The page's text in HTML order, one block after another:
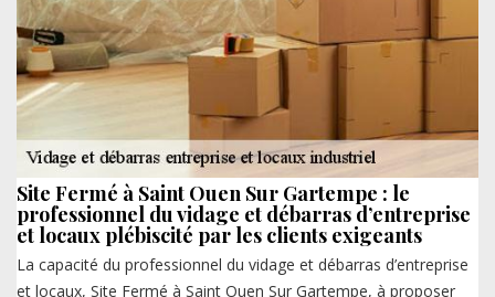
Site Fermé à Saint Ouen Sur Gartempe : le
professionnel du vidage et débarras d’entreprise
et locaux plébiscité par les clients exigeants
La capacité du professionnel du vidage et débarras d’entreprise
et locaux, Site Fermé à Saint Ouen Sur Gartempe, à proposer